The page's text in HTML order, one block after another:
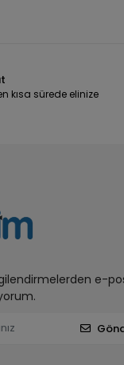
kısa sürede elinize
e-